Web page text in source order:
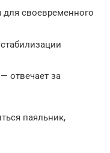
своевременного
отвечает за
паяльник,